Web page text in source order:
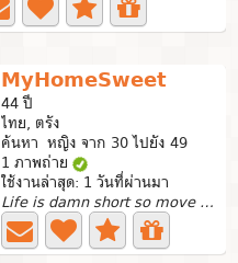
MyHomeSweet
44 ปี
ไทย, ตรัง
ค้นหา หญิง จาก 30 ไปยัง 49
1 ภาพถ่าย
ใช้งานล่าสุด: 1 วันที่ผ่านมา
Life is damn short so move on. Not to survive the storm,...